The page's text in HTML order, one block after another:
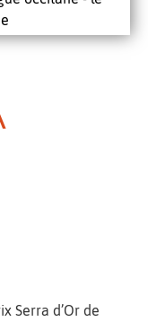
Serra d’Or de